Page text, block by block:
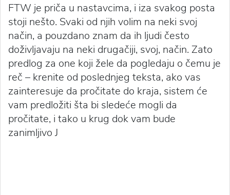
FTW je priča u nastavcima, i iza svakog posta
stoji nešto. Svaki od njih volim na neki svoj
način, a pouzdano znam da ih ljudi često
doživljavaju na neki drugačiji, svoj, način. Zato
predlog za one koji žele da pogledaju o čemu je
reč – krenite od poslednjeg teksta, ako vas
zainteresuje da pročitate do kraja, sistem će
vam predložiti šta bi sledeće mogli da
pročitate, i tako u krug dok vam bude
zanimljivo J